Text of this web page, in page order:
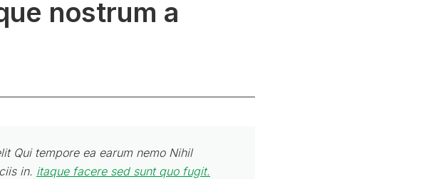
nostrum a
Qui tempore ea earum nemo Nihil
in. itaque facere sed sunt quo fugit.